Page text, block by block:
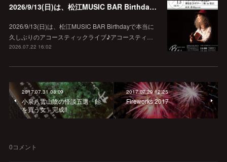
2026/9/13(日)は、松江MUSIC BAR Birthdayでアコースティック弾き語り弾きまくりギター三昧♪
2026/9/13(日)は、松江MUSIC BAR Birthdayで本当に
久しぶりのアコースティックライブ♪アコースティ…
2026.07.22 16:02
2017.07.31 08:09
小泉八雲山陰の怪談五選「飴
を買う女」完成‼︎
2017.07.29 12:25
Fireworks 2017
0コメント